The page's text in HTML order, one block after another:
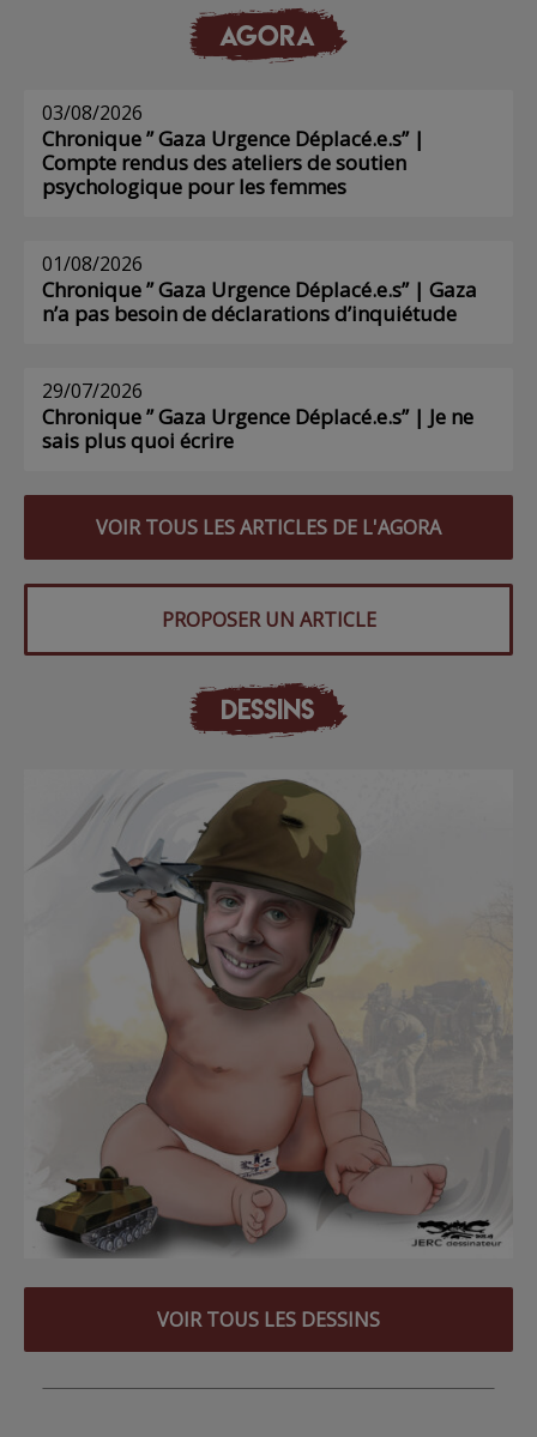
AGORA
03/08/2026
Chronique ” Gaza Urgence Déplacé.e.s” |
Compte rendus des ateliers de soutien
psychologique pour les femmes
01/08/2026
Chronique ” Gaza Urgence Déplacé.e.s” | Gaza
n’a pas besoin de déclarations d’inquiétude
29/07/2026
Chronique ” Gaza Urgence Déplacé.e.s” | Je ne
sais plus quoi écrire
VOIR TOUS LES ARTICLES DE L'AGORA
PROPOSER UN ARTICLE
DESSINS
VOIR TOUS LES DESSINS